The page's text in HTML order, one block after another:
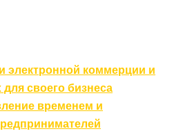
электронной коммерции и
для своего бизнеса
временем и